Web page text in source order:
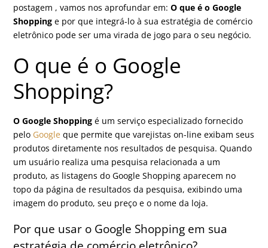
postagem , vamos nos aprofundar em:O que é o Google
Shopping e por que integrá-lo à sua estratégia de comércio
eletrônico pode ser uma virada de jogo para o seu negócio.
O que é o Google
Shopping?
O Google Shopping é um serviço especializado fornecido
pelo Google que permite que varejistas on-line exibam seus
produtos diretamente nos resultados de pesquisa. Quando
um usuário realiza uma pesquisa relacionada a um
produto, as listagens do Google Shopping aparecem no
topo da página de resultados da pesquisa, exibindo uma
imagem do produto, seu preço e o nome da loja.
Por que usar o Google Shopping em sua